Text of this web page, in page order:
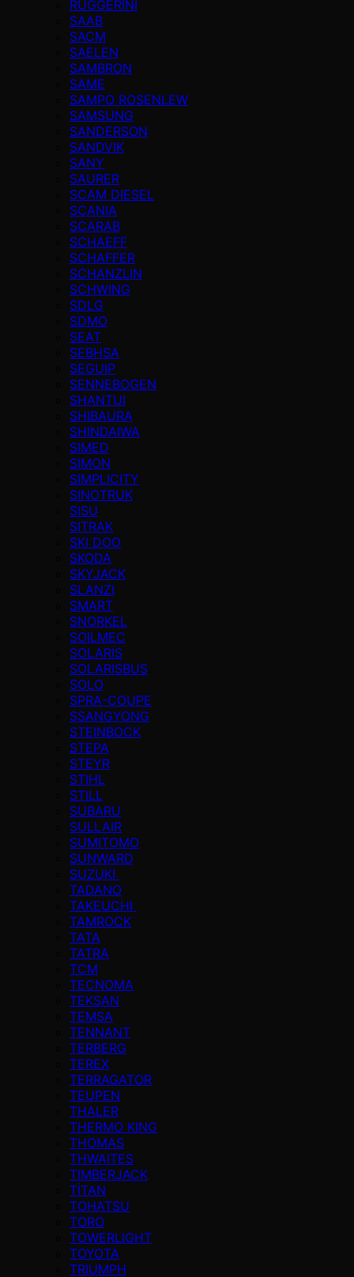
RUGGERINI
SAAB
SACM
SAELEN
SAMBRON
SAME
SAMPO ROSENLEW
SAMSUNG
SANDERSON
SANDVIK
SANY
SAURER
SCAM DIESEL
SCANIA
SCARAB
SCHAEFF
SCHAFFER
SCHANZLIN
SCHWING
SDLG
SDMO
SEAT
SEBHSA
SEGUIP
SENNEBOGEN
SHANTUI
SHIBAURA
SHINDAIWA
SIMED
SIMON
SIMPLICITY
SINOTRUK
SISU
SITRAK
SKI DOO
SKODA
SKYJACK
SLANZI
SMART
SNORKEL
SOILMEC
SOLARIS
SOLARISBUS
SOLO
SPRA-COUPE
SSANGYONG
STEINBOCK
STEPA
STEYR
STIHL
STILL
SUBARU
SULLAIR
SUMITOMO
SUNWARD
SUZUKI
TADANO
TAKEUCHI
TAMROCK
TATA
TATRA
TCM
TECNOMA
TEKSAN
TEMSA
TENNANT
TERBERG
TEREX
TERRAGATOR
TEUPEN
THALER
THERMO KING
THOMAS
THWAITES
TIMBERJACK
TİTAN
TOHATSU
TORO
TOWERLIGHT
TOYOTA
TRIUMPH